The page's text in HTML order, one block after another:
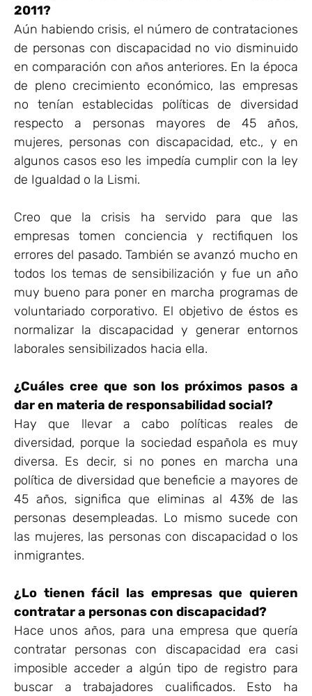
2011?
Aún habiendo crisis, el número de contrataciones
de personas con discapacidad no vio disminuido
en comparación con años anteriores. En la época
de pleno crecimiento económico, las empresas
no tenían establecidas políticas de diversidad
respecto a personas mayores de 45 años,
mujeres, personas con discapacidad, etc., y en
algunos casos eso les impedía cumplir con la ley
de Igualdad o la Lismi.
Creo que la crisis ha servido para que las
empresas tomen conciencia y rectifiquen los
errores del pasado. También se avanzó mucho en
todos los temas de sensibilización y fue un año
muy bueno para poner en marcha programas de
voluntariado corporativo. El objetivo de éstos es
normalizar la discapacidad y generar entornos
laborales sensibilizados hacia ella.
¿Cuáles cree que son los próximos pasos a
dar en materia de responsabilidad social?
Hay que llevar a cabo políticas reales de
diversidad, porque la sociedad española es muy
diversa. Es decir, si no pones en marcha una
política de diversidad que beneficie a mayores de
45 años, significa que eliminas al 43% de las
personas desempleadas. Lo mismo sucede con
las mujeres, las personas con discapacidad o los
inmigrantes.
¿Lo tienen fácil las empresas que quieren
contratar a personas con discapacidad?
Hace unos años, para una empresa que quería
contratar personas con discapacidad era casi
imposible acceder a algún tipo de registro para
buscar a trabajadores cualificados. Esto ha